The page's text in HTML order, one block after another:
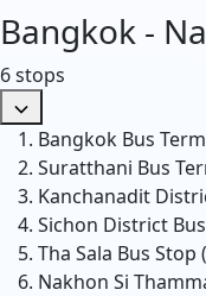
Bangkok -
6 stops
Bangkok Bus
Suratthani Bus
Kanchanadit
Sichon District
Tha Sala Bus
Nakhon Si